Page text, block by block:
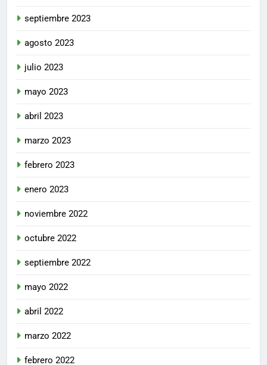
septiembre 2023
agosto 2023
julio 2023
mayo 2023
abril 2023
marzo 2023
febrero 2023
enero 2023
noviembre 2022
octubre 2022
septiembre 2022
mayo 2022
abril 2022
marzo 2022
febrero 2022